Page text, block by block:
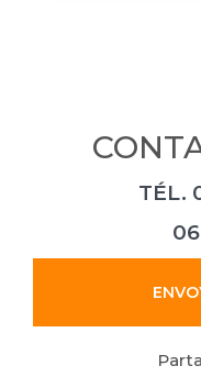
TÉL.